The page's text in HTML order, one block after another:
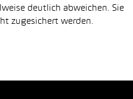
deutlich abweichen. Sie
zugesichert werden.